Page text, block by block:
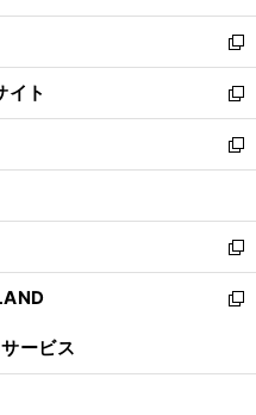
開
く
ウ
で
開
く
ウ
ィ
ン
ド
ウ
で
開
し
い
ウ
ィ
ン
ド
ウ
開
く
新
し
い
ウ
ィ
ン
ウ
で
開
く
イト
新
し
い
ウ
ン
ド
ウ
で
新
し
ウ
ィ
ン
ド
開
新
し
い
ン
新
ウ
ービス